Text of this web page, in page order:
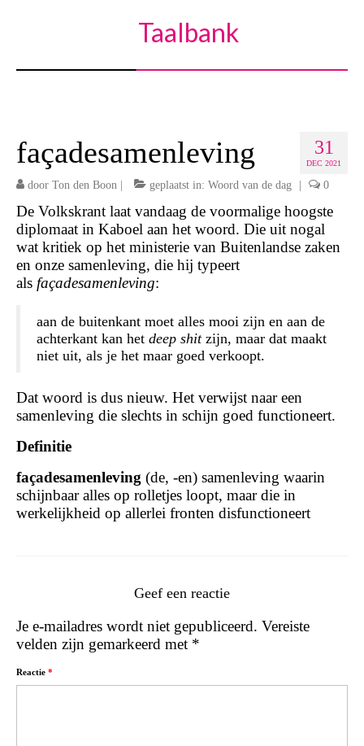
Taalbank
31
DEC 2021
façadesamenleving
door Ton den Boon geplaatst in: Woord van de dag 0
De Volkskrant laat vandaag de voormalige hoogste
diplomaat in Kaboel aan het woord. Die uit nogal
wat kritiek op het ministerie van Buitenlandse zaken
en onze samenleving, die hij typeert
als façadesamenleving:
aan de buitenkant moet alles mooi zijn en aan de
achterkant kan het deep shitzijn, maar dat maakt
niet uit, als je het maar goed verkoopt.
Dat woord is dus nieuw. Het verwijst naar een
samenleving die slechts in schijn goed functioneert.
Definitie
façadesamenleving (de, -en) samenleving waarin
schijnbaar alles op rolletjes loopt, maar die in
werkelijkheid op allerlei fronten disfunctioneert
Geef een reactie
Je e-mailadres wordt niet gepubliceerd. Vereiste
velden zijn gemarkeerd met *
Reactie *